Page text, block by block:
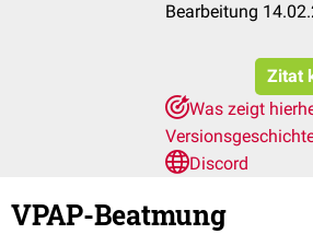
Bearbeitung
Zitat
Was zeigt
Discord
VPAP-Beatmung